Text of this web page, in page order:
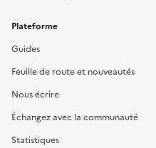
Plateforme
Guides
Feuille de route et nouveautés
Nous écrire
Échangez avec la communauté
Statistiques